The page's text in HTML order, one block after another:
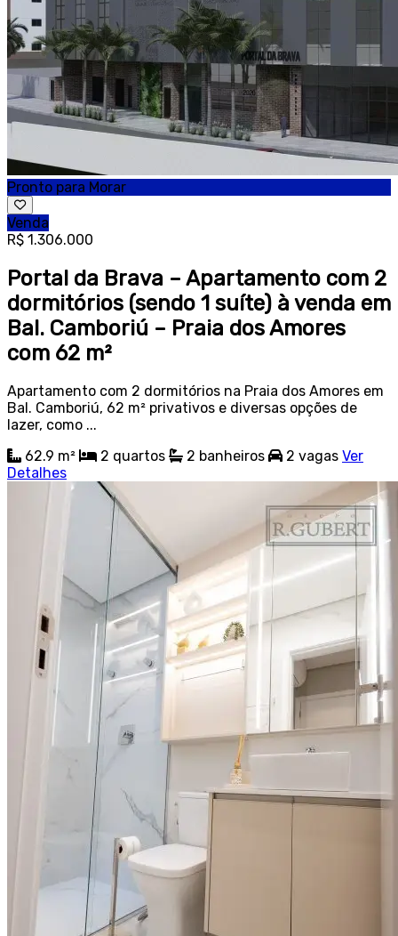
Pronto para Morar
Venda
R$ 1.306.000
Portal da Brava – Apartamento com 2
dormitórios (sendo 1 suíte) à venda em
Bal. Camboriú – Praia dos Amores
com 62 m²
Apartamento com 2 dormitórios na Praia dos Amores em
Bal. Camboriú, 62 m² privativos e diversas opções de
lazer, como ...
62.9 m²
2 quartos 2 banheiros 2 vagas Ver
Detalhes